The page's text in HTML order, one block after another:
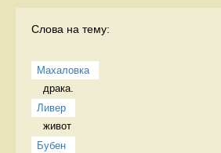
Слова на тему:
Махаловка
драка.
Ливер
живот
Бубен